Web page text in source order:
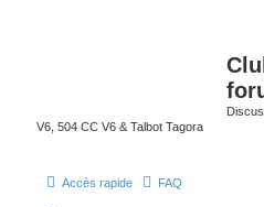
V6, 504 CC V6 & Talbot Tagora
Accès rapide FAQ